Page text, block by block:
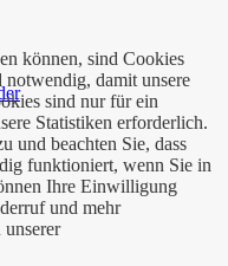
können, sind Cookies
damit unsere
sind nur für ein
Statistiken erforderlich.
und beachten Sie, dass
funktioniert, wenn Sie in
Ihre Einwilligung
und mehr